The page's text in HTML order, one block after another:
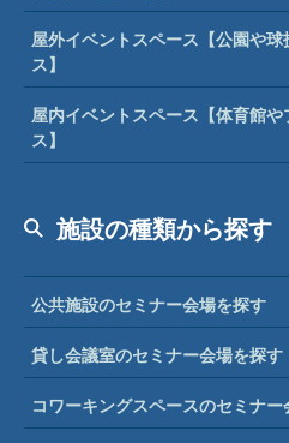
屋外イベントスペース【公園や
ス】
屋内イベントスペース【体育館
ス】
施設の種類から探す
公共施設のセミナー会場を探す
貸し会議室のセミナー会場を探す
コワーキングスペースのセミナー